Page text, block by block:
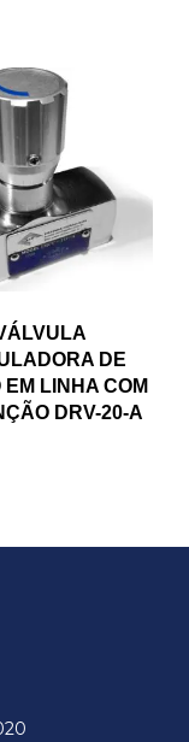
DE
LINHA COM
DRV-20-A